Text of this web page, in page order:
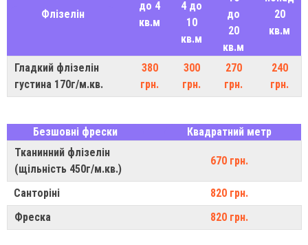
Флізелін
до 4
кв.м
4 до
10
кв.м
до
20
кв.м
20
кв.м
Гладкий флізелін
густина 170г/м.кв.
380
грн.
300
грн.
270
грн.
240
грн.
Безшовні фрески
Квадратний метр
Тканинний флізелін
(щільність 450г/м.кв.)
670 грн.
Санторіні
820 грн.
Фреска
820 грн.